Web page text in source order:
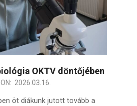
OKTV döntőjében
ON: 2026.03.16.
öt diákunk jutott tovább a